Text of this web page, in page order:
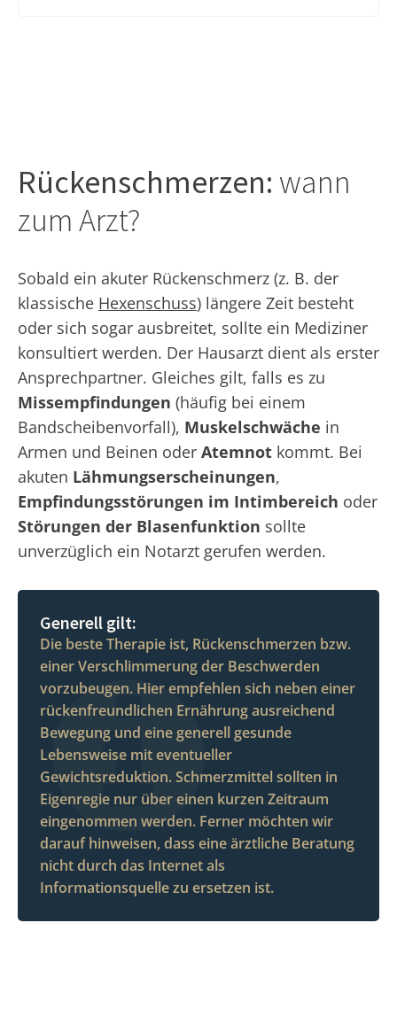
Rückenschmerzen: wann
zum Arzt?
Sobald ein akuter Rückenschmerz (z. B. der
klassische Hexenschuss) längere Zeit besteht
oder sich sogar ausbreitet, sollte ein Mediziner
konsultiert werden. Der Hausarzt dient als erster
Ansprechpartner. Gleiches gilt, falls es zu
Missempfindungen (häufig bei einem
Bandscheibenvorfall), Muskelschwäche in
Armen und Beinen oder Atemnot kommt. Bei
akuten Lähmungserscheinungen,
Empfindungsstörungen im Intimbereich oder
Störungen der Blasenfunktion sollte
unverzüglich ein Notarzt gerufen werden.
Generell gilt:
Die beste Therapie ist, Rückenschmerzen bzw.
einer Verschlimmerung der Beschwerden
vorzubeugen. Hier empfehlen sich neben einer
rückenfreundlichen Ernährung ausreichend
Bewegung und eine generell gesunde
Lebensweise mit eventueller
Gewichtsreduktion. Schmerzmittel sollten in
Eigenregie nur über einen kurzen Zeitraum
eingenommen werden. Ferner möchten wir
darauf hinweisen, dass eine ärztliche Beratung
nicht durch das Internet als
Informationsquelle zu ersetzen ist.